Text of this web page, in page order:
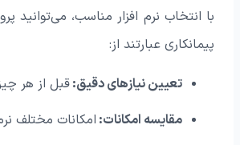
با انتخاب نرم افزار مناسب، می‌توانید
پیمانکاری عبارتند از:
تعیین نیازهای دقیق:قبل از هر
مقایسه امکانات: امکانات مختلف